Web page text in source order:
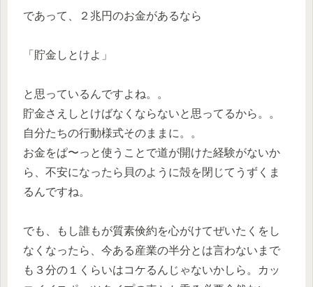
であって、２兆円のお金があるなら
「貯金しとけよ」
と思っているんですよね。。
貯金さえしとけばなくならないと思ってるから。。
自分たちの行動様式そのままに。。
お金をぱ〜っと使うことで道が開けた経験がないか
ら、不安になったら貝のように殻を閉じてうずくま
るんですね。
でも、もし誰もが質素倹約を心がけてぜいたくをし
なくなったら、今ある産業の半分とは言わないまで
も３分の１くらいはコケるんじゃないかしら。カッ